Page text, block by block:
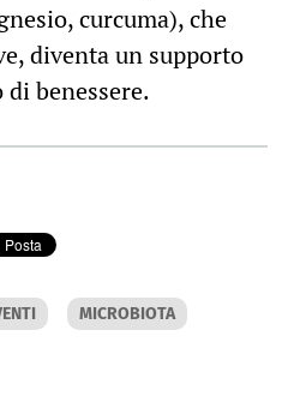
curcuma), che
diventa un supporto
benessere.
MICROBIOTA